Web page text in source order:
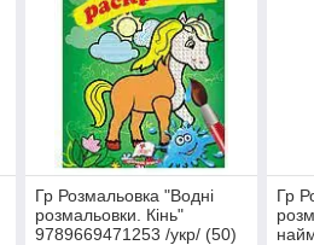
Гр Розмальовка "Водні
розмальовки. Кінь"
9789669471253 /укр/ (50)
Гр